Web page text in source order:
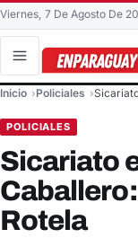
Viernes, 7 De Agosto De
Buscar en el sitio
Inicio Policiales
POLICIALES
Sicariato
Rotela